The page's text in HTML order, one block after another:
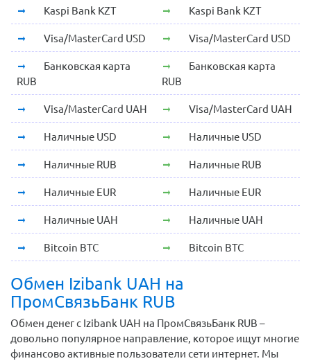
Kaspi Bank KZT Kaspi Bank KZT
Visa/MasterCard USD Visa/MasterCard USD
Банковская карта
RUB
Банковская карта
RUB
Visa/MasterCard UAH Visa/MasterCard UAH
Наличные USD Наличные USD
Наличные RUB Наличные RUB
Наличные EUR Наличные EUR
Наличные UAH Наличные UAH
Bitcoin BTC Bitcoin BTC
Обмен Izibank UAH на
ПромСвязьБанк RUB
Обмен денег с Izibank UAH на ПромСвязьБанк RUB –
довольно популярное направление, которое ищут многие
финансово активные пользователи сети интернет. Мы